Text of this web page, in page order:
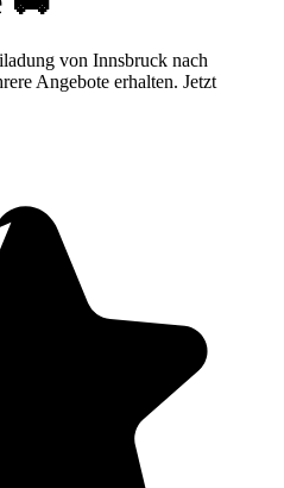
von Innsbruck nach
Angebote erhalten. Jetzt